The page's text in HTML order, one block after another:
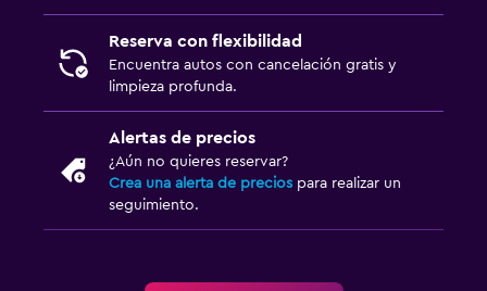
Reserva con flexibilidad
Encuentra autos con cancelación gratis y
limpieza profunda.
Alertas de precios
¿Aún no quieres reservar?
Crea una alerta de precios para realizar un
seguimiento.